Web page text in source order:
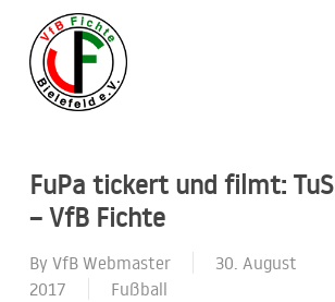
main
content
FuPa tickert und filmt:
– VfB Fichte
By VfB Webmaster
30. August
2017
Fußball